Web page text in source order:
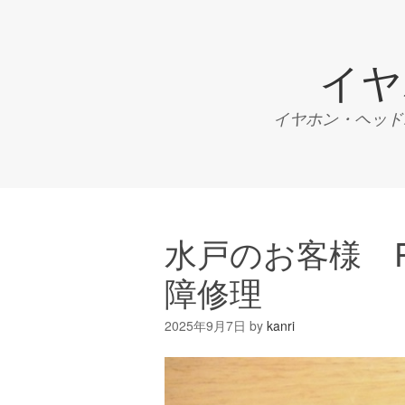
イ
イヤホン・ヘッ
水戸のお客様
障修理
2025年9月7日 by kanri